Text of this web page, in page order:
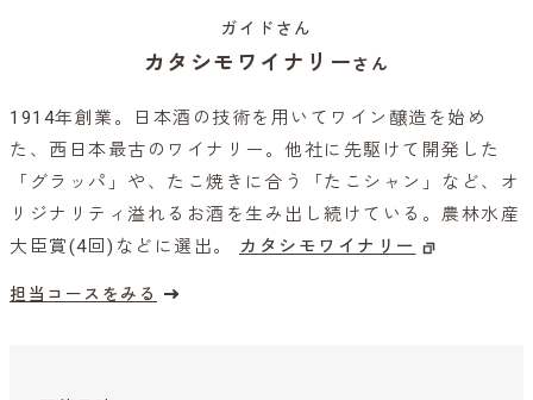
ガイドさん
カタシモワイナリーさん
1914年創業。日本酒の技術を用いてワイン醸造を始め
た、西日本最古のワイナリー。他社に先駆けて開発した
「グラッパ」や、たこ焼きに合う「たこシャン」など、オ
リジナリティ溢れるお酒を生み出し続けている。農林水産
大臣賞(4回)などに選出。
カタシモワイナリー
担当コースをみる